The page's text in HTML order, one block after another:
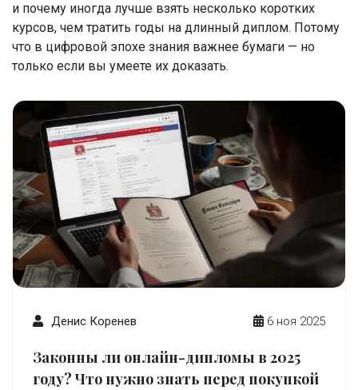
и почему иногда лучше взять несколько коротких
курсов, чем тратить годы на длинный диплом. Потому
что в цифровой эпохе знания важнее бумаги — но
только если вы умеете их доказать.
Денис Коренев 6 ноя 2025
Законны ли онлайн-дипломы в 2025
году? Что нужно знать перед покупкой